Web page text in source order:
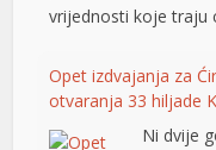
vrijednosti koje
Opet izdvajanja za
otvaranja 33 hiljade
Ni dvije